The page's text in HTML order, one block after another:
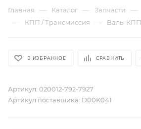
Главная — Каталог — Запчасти —
— КПП / Трансмиссия — Валы КПП
В ИЗБРАННОЕ СРАВНИТЬ
Артикул: 020012-792-7927
Артикул поставщика: D00K041